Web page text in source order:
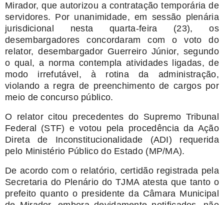
Mirador, que autorizou a contratação temporária de
servidores. Por unanimidade, em sessão plenária
jurisdicional nesta quarta-feira (23), os
desembargadores concordaram com o voto do
relator, desembargador Guerreiro Júnior, segundo
o qual, a norma contempla atividades ligadas, de
modo irrefutável, à rotina da administração,
violando a regra de preenchimento de cargos por
meio de concurso público.
O relator citou precedentes do Supremo Tribunal
Federal (STF) e votou pela procedência da Ação
Direta de Inconstitucionalidade (ADI) requerida
pelo Ministério Público do Estado (MP/MA).
De acordo com o relatório, certidão registrada pela
Secretaria do Plenário do TJMA atesta que tanto o
prefeito quanto o presidente da Câmara Municipal